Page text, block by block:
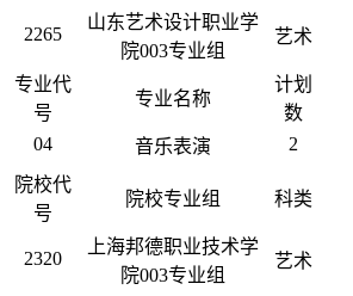
2265
山东艺术设计职业学
院003专业组
艺术
专业代
号
专业名称
计划
数
04 音乐表演
2
院校代
号
院校专业组 科类
2320
上海邦德职业技术学
院003专业组
艺术